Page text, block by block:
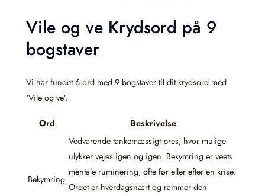
Vile og ve Krydsord på 9
bogstaver
Vi har fundet 6 ord med 9 bogstaver til dit krydsord med
‘Vile og ve’.
Ord Beskrivelse
Bekymring
Vedvarende tankemæssigt pres, hvor mulige
ulykker vejes igen og igen. Bekymring er veets
mentale ruminering, ofte før eller efter en krise.
Ordet er hverdagsnært og rammer den